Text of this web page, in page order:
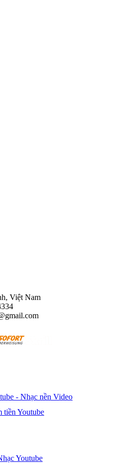
Việt Nam
- Nhạc nền Video
tiền Youtube
Youtube